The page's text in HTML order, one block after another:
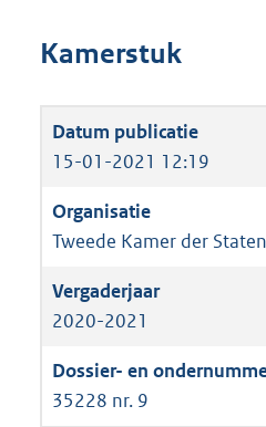
Kamerstuk
15-01-2021 12:19
Tweede Kamer der
2020-2021
35228 nr. 9